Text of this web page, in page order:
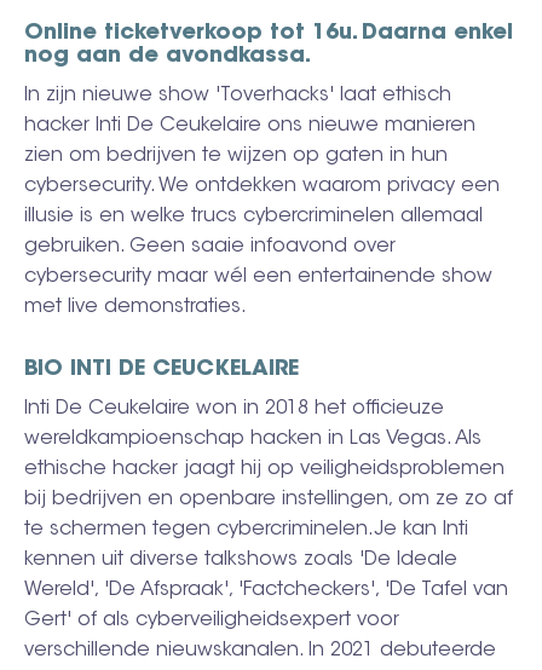
Online ticketverkoop tot 16u. Daarna enkel
nog aan de avondkassa.
In zijn nieuwe show 'Toverhacks' laat ethisch
hacker Inti De Ceukelaire ons nieuwe manieren
zien om bedrijven te wijzen op gaten in hun
cybersecurity. We ontdekken waarom privacy een
illusie is en welke trucs cybercriminelen allemaal
gebruiken. Geen saaie infoavond over
cybersecurity maar wél een entertainende show
met live demonstraties.
BIO INTI DE CEUCKELAIRE
Inti De Ceukelaire won in 2018 het officieuze
wereldkampioenschap hacken in Las Vegas. Als
ethische hacker jaagt hij op veiligheidsproblemen
bij bedrijven en openbare instellingen, om ze zo af
te schermen tegen cybercriminelen.Je kan Inti
kennen uit diverse talkshows zoals 'De Ideale
Wereld', 'De Afspraak', 'Factcheckers', 'De Tafel van
Gert' of als cyberveiligheidsexpert voor
verschillende nieuwskanalen. In 2021 debuteerde